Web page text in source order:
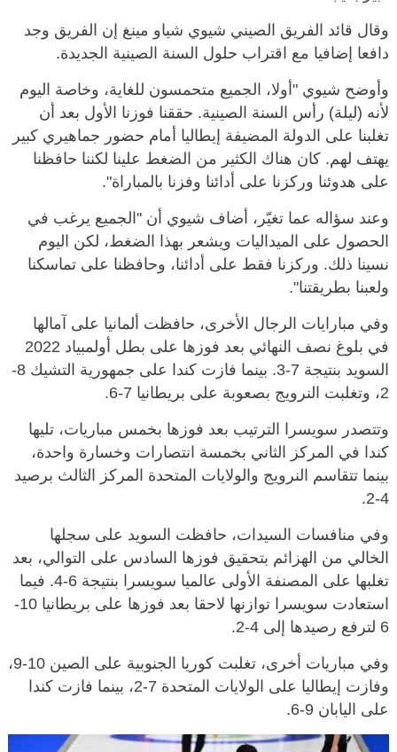
وقال قائد الفريق الصيني شيوي شياو مينغ إن الفريق وجد
دافعا إضافيا مع اقتراب حلول السنة الصينية الجديدة.
وأوضح شيوي "أولا، الجميع متحمسون للغاية، وخاصة اليوم
لأنه (ليلة) رأس السنة الصينية. حققنا فوزنا الأول بعد أن
تغلبنا على الدولة المضيفة إيطاليا أمام حضور جماهيري كبير
يهتف لهم. كان هناك الكثير من الضغط علينا لكننا حافظنا
على هدوئنا وركزنا على أدائنا وفزنا بالمباراة".
وعند سؤاله عما تغيّر، أضاف شيوي أن "الجميع يرغب في
الحصول على الميداليات ويشعر بهذا الضغط، لكن اليوم
نسينا ذلك. وركزنا فقط على أدائنا، وحافظنا على تماسكنا
ولعبنا بطريقتنا".
وفي مبارايات الرجال الأخرى، حافظت ألمانيا على آمالها
في بلوغ نصف النهائي بعد فوزها على بطل أولمبياد 2022
السويد بنتيجة 7-3. بينما فازت كندا على جمهورية التشيك 8-
2، وتغلبت النرويج بصعوبة على بريطانيا 7-6.
وتتصدر سويسرا الترتيب بعد فوزها بخمس مباريات، تليها
كندا في المركز الثاني بخمسة انتصارات وخسارة واحدة،
بينما تتقاسم النرويج والولايات المتحدة المركز الثالث برصيد
4-2.
وفي منافسات السيدات، حافظت السويد على سجلها
الخالي من الهزائم بتحقيق فوزها السادس على التوالي، بعد
تغلبها على المصنفة الأولى عالميا سويسرا بنتيجة 6-4. فيما
استعادت سويسرا توازنها لاحقا بعد فوزها على بريطانيا 10-
6 لترفع رصيدها إلى 4-2.
وفي مباريات أخرى، تغلبت كوريا الجنوبية على الصين 10-9،
وفازت إيطاليا على الولايات المتحدة 7-2، بينما فازت كندا
على اليابان 9-6.